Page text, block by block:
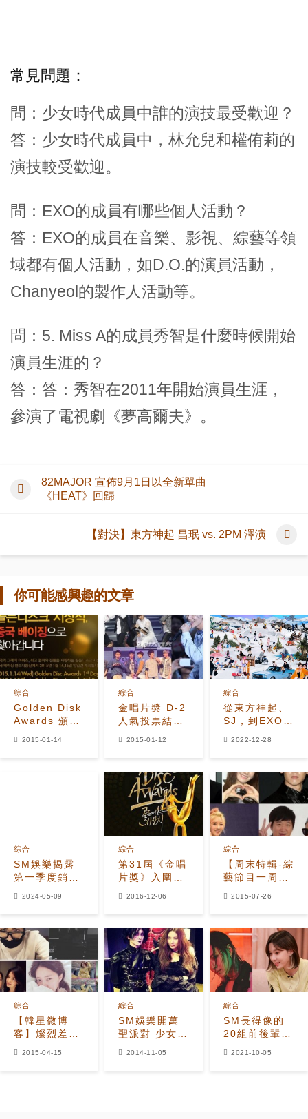
常見問題：
問：少女時代成員中誰的演技最受歡迎？
答：少女時代成員中，林允兒和權侑莉的
演技較受歡迎。
問：EXO的成員有哪些個人活動？
答：EXO的成員在音樂、影視、綜藝等領
域都有個人活動，如D.O.的演員活動，
Chanyeol的製作人活動等。
問：5. Miss A的成員秀智是什麼時候開始
演員生涯的？
答：答：秀智在2011年開始演員生涯，
參演了電視劇《夢高爾夫》。
82MAJOR 宣佈9月1日以全新單曲
《HEAT》回歸
【對決】東方神起 昌珉 vs. 2PM 澤演
你可能感興趣的文章
Golden Disk
Awards 頒獎
綜合
2015-01-14
金唱片奬 D-2
人氣投票結束
綜合
2015-01-12
從東方神起、
SJ，到EXO、
時開啟！
綜合
2022-12-28
SM娛樂揭露
第一季度銷售
綜合
2024-05-09
第31屆《金唱
片獎》入圍名
綜合
2016-12-06
【周末特輯-綜
藝節目一周回
太妍沒精神打
歌挨罵
綜合
2015-07-26
【韓星微博
客】燦烈差點
綜合
2015-04-15
SM娛樂開萬
聖派對 少女時
綜合
2014-11-05
SM長得像的
20組前後輩成
綜合
2021-10-05